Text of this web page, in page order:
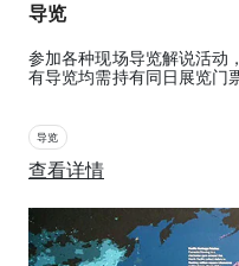
导览
参加各种现场导览解说活动
有导览均需持有同日展览门
导览
查看详情